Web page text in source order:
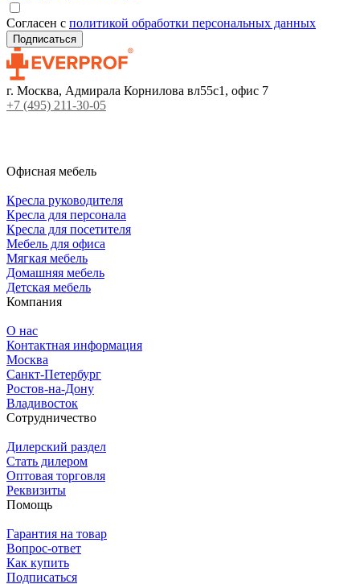
Согласен с политикой обработки персональных данных
г. Москва, Адмирала Корнилова вл55с1, офис 7
+7 (495) 211-30-05
Офисная мебель
Кресла руководителя
Кресла для персонала
Кресла для посетителя
Мебель для офиса
Мягкая мебель
Домашняя мебель
Детская мебель
Компания
О нас
Контактная информация
Москва
Санкт-Петербург
Ростов-на-Дону
Владивосток
Сотрудничество
Дилерский раздел
Стать дилером
Оптовая торговля
Реквизиты
Помощь
Гарантия на товар
Вопрос-ответ
Как купить
Подписаться